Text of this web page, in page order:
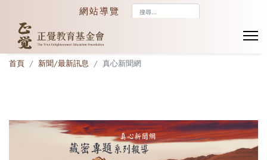
網站導覽
首頁 新聞/最新訊息 真心新聞網